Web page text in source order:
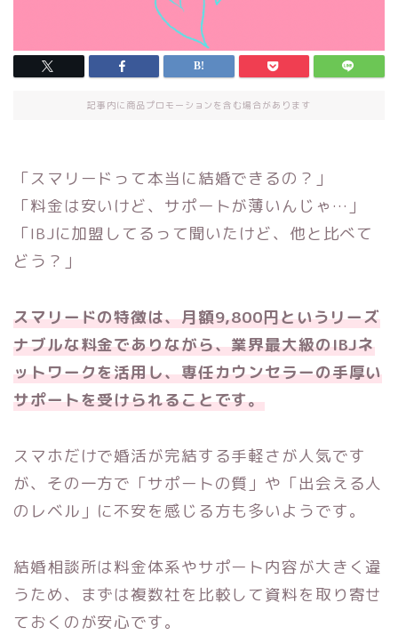
記事内に商品プロモーションを含む場合があります
「スマリードって本当に結婚できるの？」
「料金は安いけど、サポートが薄いんじゃ…」
「IBJに加盟してるって聞いたけど、他と比べて
どう？」
スマリードの特徴は、月額9,800円というリーズ
ナブルな料金でありながら、業界最大級のIBJネ
ットワークを活用し、専任カウンセラーの手厚い
サポートを受けられることです。
スマホだけで婚活が完結する手軽さが人気です
が、その一方で「サポートの質」や「出会える人
のレベル」に不安を感じる方も多いようです。
結婚相談所は料金体系やサポート内容が大きく違
うため、まずは複数社を比較して資料を取り寄せ
ておくのが安心です。